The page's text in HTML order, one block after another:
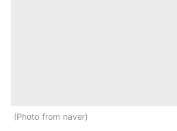
Photo from naver